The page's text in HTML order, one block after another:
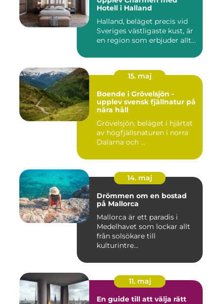
Hotell i Halland
Halland, beläget precis vid
Sveriges västligaste kust, är
en region som erbjuder allt...
15. maj
Boende i Grövelsjön -
upplev svensk fjällnatur på
nära håll
Grövelsjön, beläget i hjärtat
av högfjällsnaturen i norra
Dalarna och ...
14. maj
Drömmen om en bostad
på Mallorca
Mallorca är ett paradis i
Medelhavet som lockar allt
från solsökare till
kulturintre...
11. maj
En guide till att välja rätt